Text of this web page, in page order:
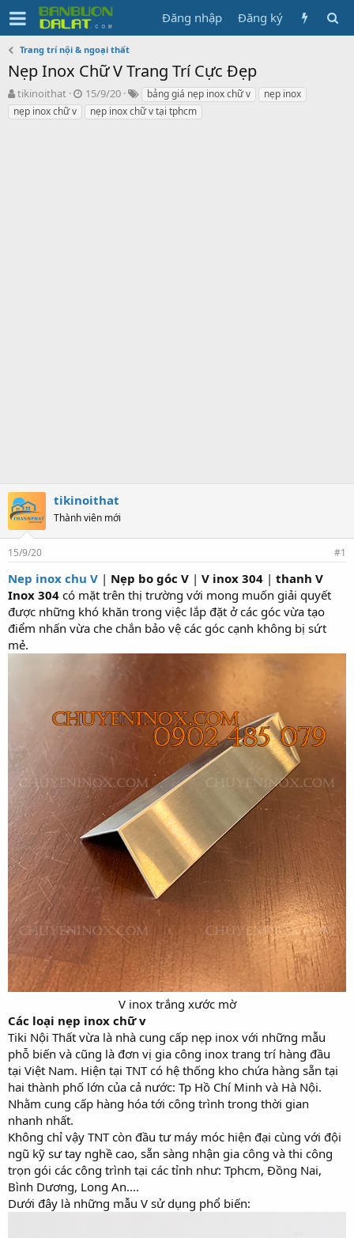
Đăng nhập Đăng ký
Trang trí nội & ngoại thất
Nẹp Inox Chữ V Trang Trí Cực Đẹp
N
g
ư
tikinoithat
N
g
à
15/9/20
T
ừ
k
bảng giá nẹp inox chữ v
nẹp inox
nẹp inox chữ v
nẹp inox chữ v tại tphcm
tikinoithat
Thành viên mới
15/9/20 #1
Nep inox chu V | Nẹp bo góc V | V inox 304 | thanh V
Inox 304 có mặt trên thị trường với mong muốn giải quyết
được những khó khăn trong việc lắp đặt ở các góc vừa tạo
điểm nhấn vừa che chắn bảo vệ các góc cạnh không bị sứt
mẻ.
V inox trắng xước mờ​
Các loại nẹp inox chữ v
Tiki Nội Thất vừa là nhà cung cấp nẹp inox với những mẫu
phỗ biến và cũng là đơn vị gia công inox trang trí hàng đầu
tại Việt Nam. Hiện tại TNT có hệ thống kho chứa hàng sẵn tại
hai thành phố lớn của cả nước: Tp Hồ Chí Minh và Hà Nội.
Nhằm cung cấp hàng hóa tới công trình trong thời gian
nhanh nhất.
Không chỉ vậy TNT còn đầu tư máy móc hiện đại cùng với đội
ngũ kỹ sư tay nghề cao, sẵn sàng nhận gia công và thi công
trọn gói các công trình tại các tỉnh như: Tphcm, Đồng Nai,
Bình Dương, Long An....
Dưới đây là những mẫu V sử dụng phổ biến: